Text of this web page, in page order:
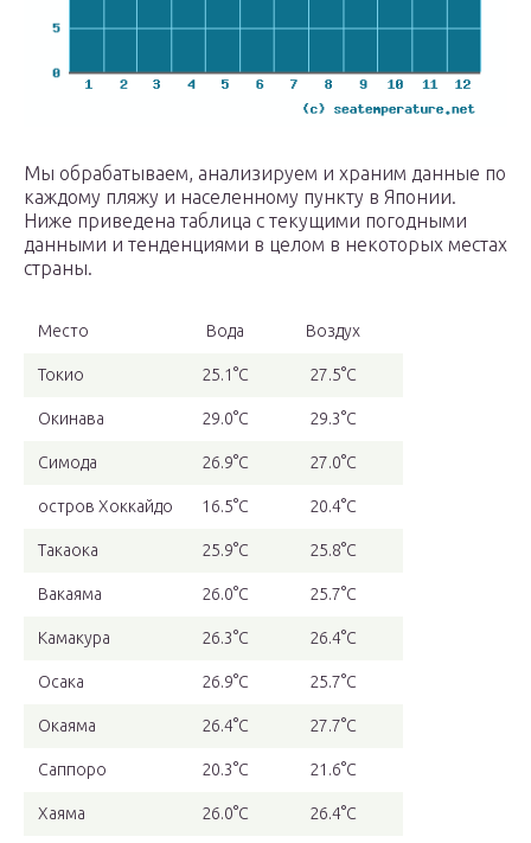
Мы обрабатываем, анализируем и храним данные по
каждому пляжу и населенному пункту в Японии.
Ниже приведена таблица с текущими погодными
данными и тенденциями в целом в некоторых местах
страны.
Место Вода Воздух
Токио 25.1°C 27.5°C
Окинава 29.0°C 29.3°C
Симода 26.9°C 27.0°C
остров Хоккайдо 16.5°C 20.4°C
Такаока 25.9°C 25.8°C
Вакаяма 26.0°C 25.7°C
Камакура 26.3°C 26.4°C
Осака 26.9°C 25.7°C
Окаяма 26.4°C 27.7°C
Саппоро 20.3°C 21.6°C
Хаяма 26.0°C 26.4°C